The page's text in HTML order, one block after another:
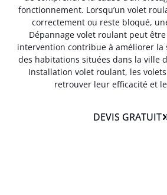
fonctionnement. Lorsqu’un volet
correctement ou reste bloqué,
Dépannage volet roulant peut
intervention contribue à améliorer la
des habitations situées dans la ville
Installation volet roulant, les
retrouver leur efficacité et
DEVIS GRATUIT